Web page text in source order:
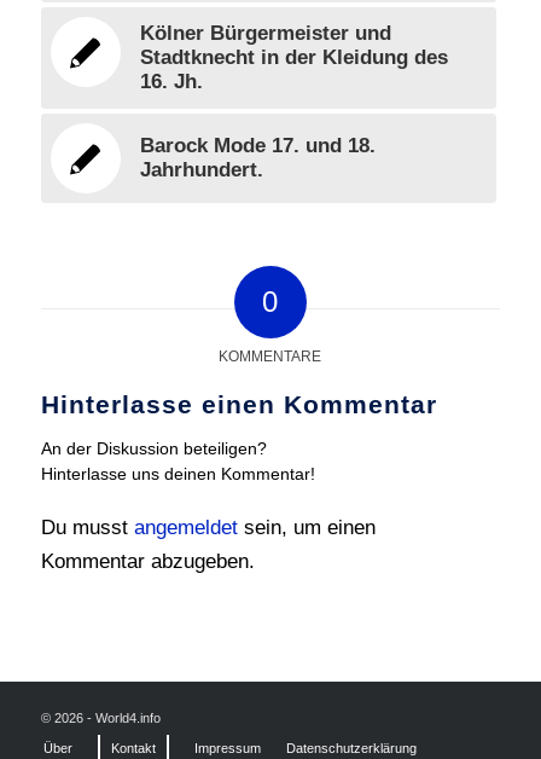
Kölner Bürgermeister und
Stadtknecht in der Kleidung des
16. Jh.
Barock Mode 17. und 18.
Jahrhundert.
0
KOMMENTARE
Hinterlasse einen Kommentar
An der Diskussion beteiligen?
Hinterlasse uns deinen Kommentar!
Du musst angemeldetsein, um einen
Kommentar abzugeben.
© 2026 - World4.info
Über Kontakt Impressum Datenschutzerklärung